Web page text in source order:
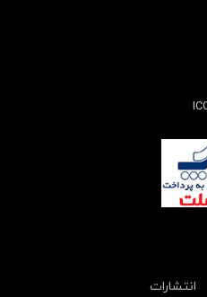
انتشارات